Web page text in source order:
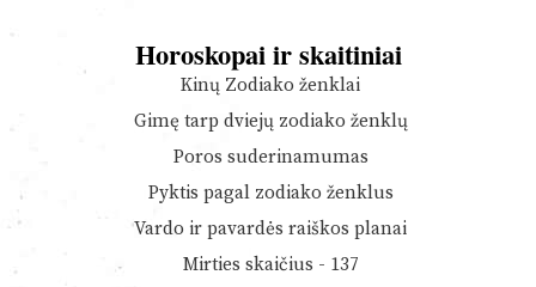
Horoskopai ir skaitiniai
Kinų Zodiako ženklai
Gimę tarp dviejų zodiako ženklų
Poros suderinamumas
Pyktis pagal zodiako ženklus
Vardo ir pavardės raiškos planai
Mirties skaičius - 137